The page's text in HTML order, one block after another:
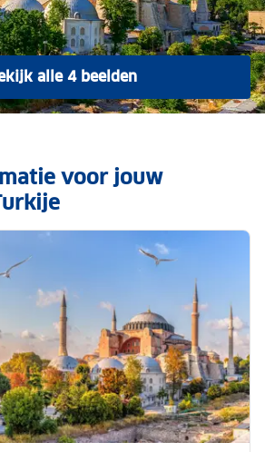
alle 4 beelden
voor jouw